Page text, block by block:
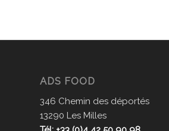
ADS FOOD
346 Chemin des déportés
13290 Les Milles